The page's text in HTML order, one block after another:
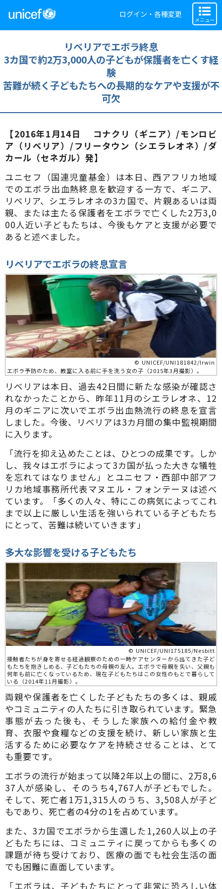
ログイン・各種変更
メニュー
リベリアでエボラ終息
3カ国で約2万3,000人の子どもが保護者を亡くす経
験
苦難が続く子どもたちへの長期的なケアや支援が不
可欠
【2016年1月14日 コナクリ（ギニア）/モンロビ
ア（リベリア）/フリータウン（シエラレオネ）/ダ
カール（セネガル）発】
ユニセフ（国連児童基金）は本日、西アフリカ地域
でのエボラ出血熱終息を歓迎する一方で、ギニア、
リベリア、シエラレオネの3カ国で、片親あるいは両
親、または主たる保護者をエボラで亡くした2万3,0
00人近い子どもたちは、今後もケアと支援が必要で
あると述べました。
リベリアでエボラの終息宣言
© UNICEF/UNI181842/Irwin
エボラ予防のため、教室に入る前に手を洗う女の子（2015年3月撮影）。
リベリアは本日、過去42日間に新たな感染が確認さ
れなかったことから、昨年11月のシエラレオネ、12
月のギニアに次いでエボラ出血熱流行の終息を宣言
しました。今後、リベリアは3カ月間の集中監視期間
に入ります。
「流行を抑え込めたことは、ひとつの成果です。しか
し、我々はエボラによって3カ国が払った大きな犠牲
を忘れてはなりません」とユニセフ・西部中部アフ
リカ地域事務所代表マヌエル・フォンテーヌは述べ
ています。「多くの人々、特にこの病気によってこれ
まで以上に厳しい生活を強いられている子どもたち
にとって、苦難は続いていきます」
多大な影響を受ける子どもたち
© UNICEF/UNI175185/Nesbitt
接触者たちが身を寄せる経過観察のための一時ケアセンターから出てきた子ど
もたちを抱きしめる、子どもたちの母親の友人。エボラで母親を失い、父親も
何年も前に亡くなっているため、現在子どもたちはこの女性のもとで暮らして
いる（2014年11月撮影）。
両親や保護者を亡くした子どもたちの多くは、親戚
やコミュニティの人たちに引き取られています。緊急
事態が去った後も、そうした家族への給付金や教
育、衣服や食糧などの支援を続け、新しい家族と生
活するために必要なケアを持続させることは、とて
も重要です。
エボラの流行が始まって以降2年以上の間に、2万8,6
37人が感染し、そのうち4,767人が子どもでした。
そして、死亡者1万1,315人のうち、3,508人が子ど
もであり、死亡者の4分の1を占めています。
また、3カ国でエボラから生還した1,260人以上の子
どもたちには、コミュニティに戻ってからも多くの
課題が待ち受けており、医療の面でも社会生活の面
でも困難に直面しています。
「エボラは、子どもたちにとって非常に恐ろしい体